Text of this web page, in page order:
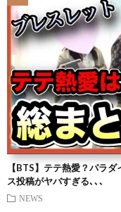
【BTS】テテ熱愛？パラ
ス投稿がヤバすぎる､､､
NEWS